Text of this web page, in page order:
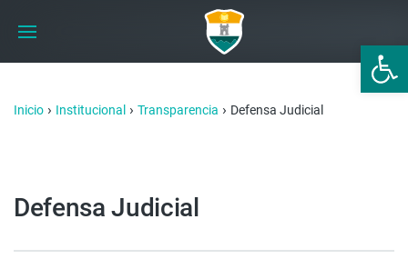
Abrir
Inicio › Institucional › Transparencia › Defensa Judicial
Defensa Judicial